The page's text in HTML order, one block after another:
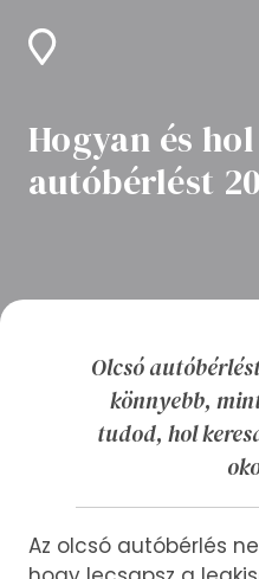
Hogyan és
autóbérlést
Olcsó
könnyebb,
tudod, hol
Az olcsó autóbérlés